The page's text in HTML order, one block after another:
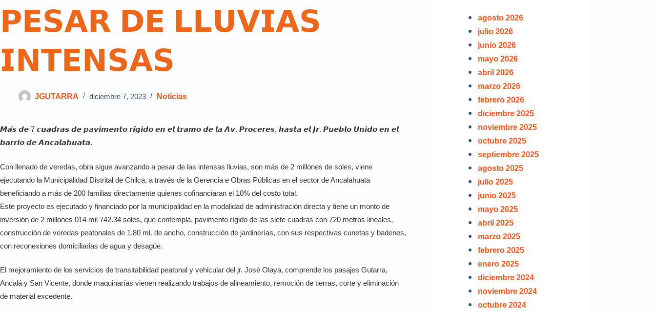
𝗣𝗘𝗦𝗔𝗥 𝗗𝗘 𝗟𝗟𝗨𝗩𝗜𝗔𝗦
𝗜𝗡𝗧𝗘𝗡𝗦𝗔𝗦
JGUTARRA diciembre 7, 2023 Noticias
𝙈𝙖́𝙨 𝙙𝙚 7 𝙘𝙪𝙖𝙙𝙧𝙖𝙨 𝙙𝙚 𝙥𝙖𝙫𝙞𝙢𝙚𝙣𝙩𝙤 𝙧𝙞́𝙜𝙞𝙙𝙤 𝙚𝙣 𝙚𝙡 𝙩𝙧𝙖𝙢𝙤 𝙙𝙚 𝙡𝙖 𝘼𝙫. 𝙋𝙧𝙤𝙘𝙚𝙧𝙚𝙨, 𝙝𝙖𝙨𝙩𝙖 𝙚𝙡 𝙅𝙧. 𝙋𝙪𝙚𝙗𝙡𝙤 𝙐𝙣𝙞𝙙𝙤 𝙚𝙣 𝙚𝙡
𝙗𝙖𝙧𝙧𝙞𝙤 𝙙𝙚 𝘼𝙣𝙘𝙖𝙡𝙖𝙝𝙪𝙖𝙩𝙖.
Con llenado de veredas, obra sigue avanzando a pesar de las intensas lluvias, son más de 2 millones de soles, viene
ejecutando la Municipalidad Distrital de Chilca, a través de la Gerencia e Obras Públicas en el sector de Ancalahuata
beneficiando a más de 200 familias directamente quienes cofinanciaran el 10% del costo total.
Este proyecto es ejecutado y financiado por la municipalidad en la modalidad de administración directa y tiene un monto de
inversión de 2 millones 014 mil 742.34 soles, que contempla, pavimento rígido de las siete cuadras con 720 metros lineales,
construcción de veredas peatonales de 1.80 ml. de ancho, construcción de jardinerías, con sus respectivas cunetas y badenes,
con reconexiones domiciliarias de agua y desagüe.
El mejoramiento de los servicios de transitabilidad peatonal y vehicular del jr. José Olaya, comprende los pasajes Gutarra,
Ancalá y San Vicente, donde maquinarías vienen realizando trabajos de alineamiento, remoción de tierras, corte y eliminación
de material excedente.
agosto 2026
julio 2026
junio 2026
mayo 2026
abril 2026
marzo 2026
febrero 2026
diciembre 2025
noviembre 2025
octubre 2025
septiembre 2025
agosto 2025
julio 2025
junio 2025
mayo 2025
abril 2025
marzo 2025
febrero 2025
enero 2025
diciembre 2024
noviembre 2024
octubre 2024